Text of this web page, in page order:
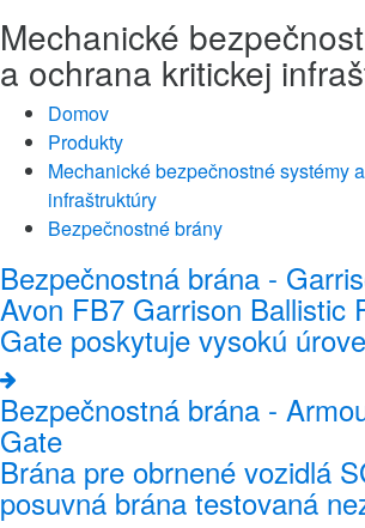
Mechanické
a ochrana kritickej
Domov
Produkty
Mechanické bezpečnostné systémy
infraštruktúry
Bezpečnostné brány
Bezpečnostná brána -
Avon FB7 Garrison Ballistic
Gate poskytuje vysokú
Bezpečnostná brána -
Gate
Brána pre obrnené vozidlá
posuvná brána testovaná